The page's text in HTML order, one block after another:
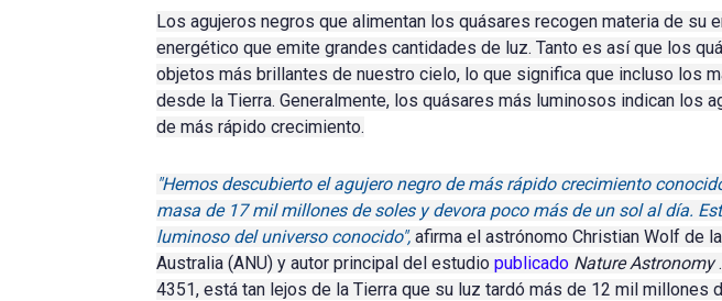
Los agujeros negros que alimentan los quásares recogen materia de su
energético que emite grandes cantidades de luz. Tanto es así que los
objetos más brillantes de nuestro cielo, lo que significa que incluso los
desde la Tierra. Generalmente, los quásares más luminosos indican los
de más rápido crecimiento.
"Hemos descubierto el agujero negro de más rápido crecimiento
masa de 17 mil millones de soles y devora poco más de un sol al día.
luminoso del universo conocido", afirma el astrónomo Christian Wolf de
Australia (ANU) y autor principal del estudio publicado Nature Astronomy.
4351, está tan lejos de la Tierra que su luz tardó más de 12 mil millones